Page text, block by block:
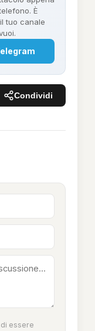
È
tuo canale
Condividi
essere